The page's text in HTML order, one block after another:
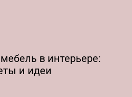
в интерьере:
и идеи